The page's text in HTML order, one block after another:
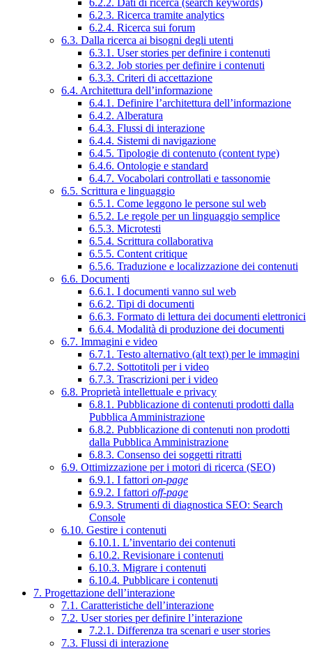
6.2.3. Ricerca tramite analytics
6.2.4. Ricerca sui forum
6.3. Dalla ricerca ai bisogni degli utenti
6.3.1. User stories per definire i contenuti
6.3.2. Job stories per definire i contenuti
6.3.3. Criteri di accettazione
6.4. Architettura dell’informazione
6.4.1. Definire l’architettura dell’informazione
6.4.2. Alberatura
6.4.3. Flussi di interazione
6.4.4. Sistemi di navigazione
6.4.5. Tipologie di contenuto (content type)
6.4.6. Ontologie e standard
6.4.7. Vocabolari controllati e tassonomie
6.5. Scrittura e linguaggio
6.5.1. Come leggono le persone sul web
6.5.2. Le regole per un linguaggio semplice
6.5.3. Microtesti
6.5.4. Scrittura collaborativa
6.5.5. Content critique
6.5.6. Traduzione e localizzazione dei contenuti
6.6. Documenti
6.6.1. I documenti vanno sul web
6.6.2. Tipi di documenti
6.6.3. Formato di lettura dei documenti elettronici
6.6.4. Modalità di produzione dei documenti
6.7. Immagini e video
6.7.1. Testo alternativo (alt text) per le immagini
6.7.2. Sottotitoli per i video
6.7.3. Trascrizioni per i video
6.8. Proprietà intellettuale e privacy
6.8.1. Pubblicazione di contenuti prodotti dalla
Pubblica Amministrazione
6.8.2. Pubblicazione di contenuti non prodotti
dalla Pubblica Amministrazione
6.8.3. Consenso dei soggetti ritratti
6.9. Ottimizzazione per i motori di ricerca (SEO)
6.9.1. I fattori on-page
6.9.2. I fattori off-page
6.9.3. Strumenti di diagnostica SEO: Search
Console
6.10. Gestire i contenuti
6.10.1. L’inventario dei contenuti
6.10.2. Revisionare i contenuti
6.10.3. Migrare i contenuti
6.10.4. Pubblicare i contenuti
7. Progettazione dell’interazione
7.1. Caratteristiche dell’interazione
7.2. User stories per definire l’interazione
7.2.1. Differenza tra scenari e user stories
7.3. Flussi di interazione